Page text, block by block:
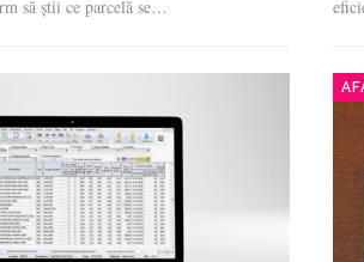
să știi ce parcelă se…